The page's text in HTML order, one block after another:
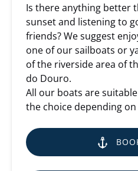
Is there anything better
sunset and listening to
friends? We suggest
one of our sailboats or
of the riverside area of
do Douro.
All our boats are
the choice depending